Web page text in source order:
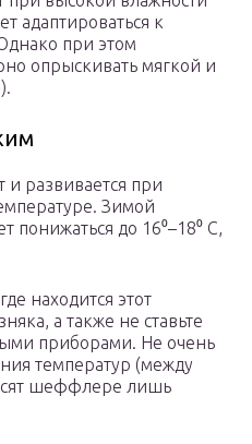
адаптироваться к
при этом
опрыскивать мягкой и
развивается при
Зимой
понижаться до 16⁰–18⁰ С,
находится этот
а также не ставьте
приборами. Не очень
температур (между
шеффлере лишь